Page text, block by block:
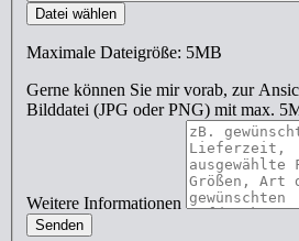
Datei wählen
Maximale Dateigröße: 5MB
Gerne können Sie mir vorab, zur
Bilddatei (JPG oder PNG) mit max.
Weitere Informationen
Senden